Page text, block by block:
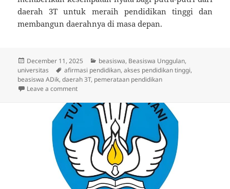
daerah 3T untuk meraih pendidikan tinggi dan
membangun daerahnya di masa depan.
Posted
on
December 11, 2025 Categories
beasiswa, Beasiswa Unggulan,
universitas
Tags
afirmasi pendidikan,akses pendidikan tinggi,
beasiswa ADik,daerah 3T, pemerataan pendidikan
Leave a commenton Beasiswa Afirmasi Pendidikan Tinggi (ADik):